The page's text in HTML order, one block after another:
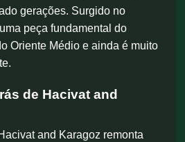
gerações. Surgido no
peça fundamental do
Oriente Médio e ainda é muito
de Hacivat and
and Karagoz remonta